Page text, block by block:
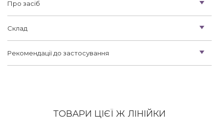
Про засіб
Склад
Рекомендації до застосування
ТОВАРИ ЦІЄЇ Ж ЛІНІЙКИ